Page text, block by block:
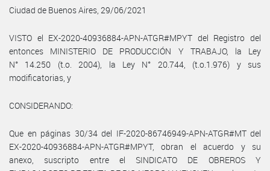
Ciudad de Buenos Aires, 29/06/2021
VISTO el EX-2020-40936884-APN-ATGR#MPYT del Registro del
entonces MINISTERIO DE PRODUCCIÓN Y TRABAJO, la Ley
N° 14.250 (t.o. 2004), la Ley N° 20.744, (t.o.1.976) y sus
modificatorias, y
CONSIDERANDO:
Que en páginas 30/34 del IF-2020-86746949-APN-ATGR#MT del
EX-2020-40936884-APN-ATGR#MPYT, obran el acuerdo y su
anexo, suscripto entre el SINDICATO DE OBREROS Y